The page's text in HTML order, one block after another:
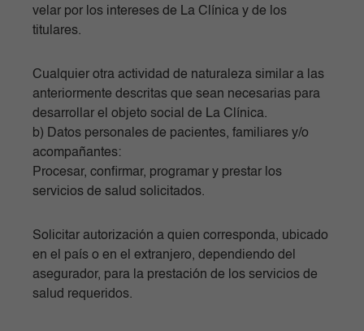
velar por los intereses de La Clínica y de los
titulares.
Cualquier otra actividad de naturaleza similar a las
anteriormente descritas que sean necesarias para
desarrollar el objeto social de La Clínica.
b) Datos personales de pacientes, familiares y/o
acompañantes:
Procesar, confirmar, programar y prestar los
servicios de salud solicitados.
Solicitar autorización a quien corresponda, ubicado
en el país o en el extranjero, dependiendo del
asegurador, para la prestación de los servicios de
salud requeridos.